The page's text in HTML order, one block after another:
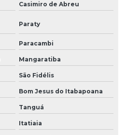
Casimiro de Abreu
Paraty
Paracambi
Mangaratiba
São Fidélis
Bom Jesus do Itabapoana
Tanguá
Itatiaia